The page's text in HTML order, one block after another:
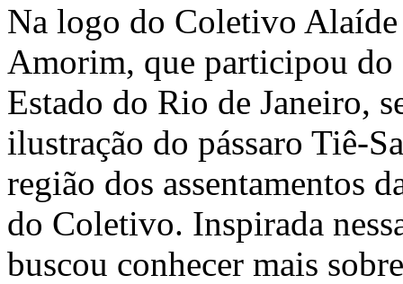
Na logo do Coletivo
Amorim, que participou do
Estado do Rio de Janeiro,
ilustração do pássaro Tiê-
região dos assentamentos
do Coletivo. Inspirada
buscou conhecer mais